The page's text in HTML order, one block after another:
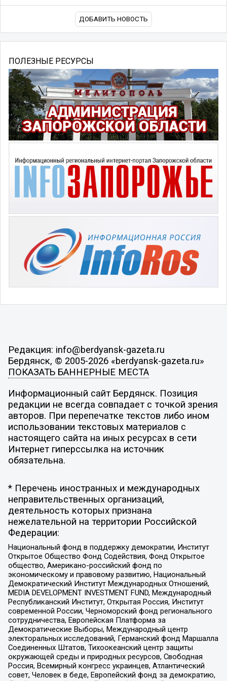
ДОБАВИТЬ НОВОСТЬ
ПОЛЕЗНЫЕ РЕСУРСЫ
Редакция: info@berdyansk-gazeta.ru
Бердянск, © 2005-2026 «berdyansk-gazeta.ru»
ПОКАЗАТЬ БАННЕРНЫЕ МЕСТА
Информационный сайт Бердянск. Позиция
редакции не всегда совпадает с точкой зрения
авторов. При перепечатке текстов либо ином
использовании текстовых материалов с
настоящего сайта на иных ресурсах в сети
Интернет гиперссылка на источник
обязательна.
* Перечень иностранных и международных
неправительственных организаций,
деятельность которых признана
нежелательной на территории Российской
Федерации:
Национальный фонд в поддержку демократии, Институт
Открытое Общество Фонд Содействия, Фонд Открытое
общество, Американо-российский фонд по
экономическому и правовому развитию, Национальный
Демократический Институт Международных Отношений,
MEDIA DEVELOPMENT INVESTMENT FUND, Международный
Республиканский Институт, Открытая Россия, Институт
современной России, Черноморский фонд регионального
сотрудничества, Европейская Платформа за
Демократические Выборы, Международный центр
электоральных исследований, Германский фонд Маршалла
Соединенных Штатов, Тихоокеанский центр защиты
окружающей среды и природных ресурсов, Свободная
Россия, Всемирный конгресс украинцев, Атлантический
совет, Человек в беде, Европейский фонд за демократию,